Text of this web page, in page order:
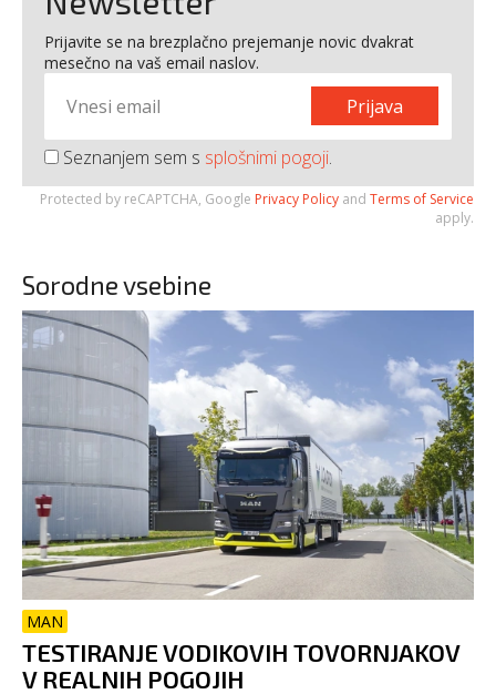
Prijavite se na brezplačno prejemanje novic dvakrat
mesečno na vaš email naslov.
Prijava
Seznanjem sem s splošnimi pogoji.
Protected by reCAPTCHA, Google Privacy Policy and Terms of Service
apply.
Sorodne vsebine
MAN
TESTIRANJE VODIKOVIH TOVORNJAKOV
V REALNIH POGOJIH